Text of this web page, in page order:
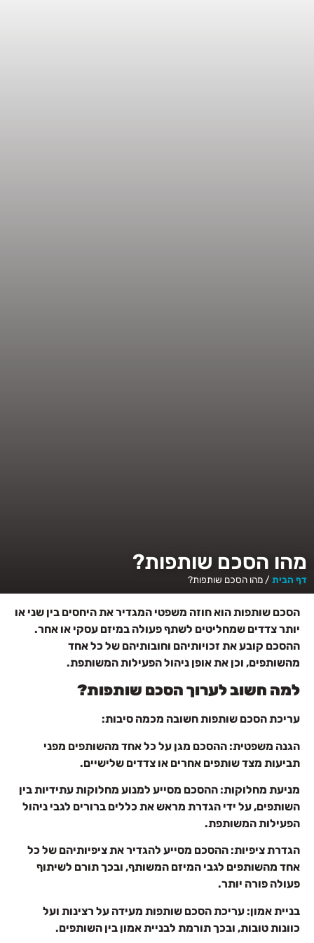
מהו הסכם שותפות?
דף הבית / מהו הסכם שותפות?
הסכם שותפות הוא חוזה משפטי המגדיר את היחסים בין שני או
יותר צדדים שמחליטים לשתף פעולה במיזם עסקי או אחר.
ההסכם קובע את זכויותיהם וחובותיהם של כל אחד
מהשותפים, וכן את אופן ניהול הפעילות המשותפת.
למה חשוב לערוך הסכם שותפות?
עריכת הסכם שותפות חשובה מכמה סיבות:
הגנה משפטית: ההסכם מגן על כל אחד מהשותפים מפני
תביעות מצד שותפים אחרים או צדדים שלישיים.
מניעת מחלוקות: ההסכם מסייע למנוע מחלוקות עתידיות בין
השותפים, על ידי הגדרת מראש את כללים ברורים לגבי ניהול
הפעילות המשותפת.
הגדרת ציפיות: ההסכם מסייע להגדיר את ציפיותיהם של כל
אחד מהשותפים לגבי המיזם המשותף, ובכך תורם לשיתוף
פעולה פורה יותר.
בניית אמון: עריכת הסכם שותפות מעידה על רצינות ועל
כוונות טובות, ובכך תורמת לבניית אמון בין השותפים.